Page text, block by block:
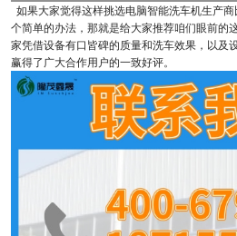
如果大家觉得这样挑选电脑智能洗车机生产
个简单的办法，那就是给大家推荐咱们眼前的
家凭借设备有口皆碑的质量和洗车效果，以及
赢得了广大合作用户的一致好评。